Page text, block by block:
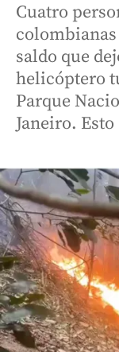
Cuatro
saldo que
helicóptero
Parque
Janeiro. Esto